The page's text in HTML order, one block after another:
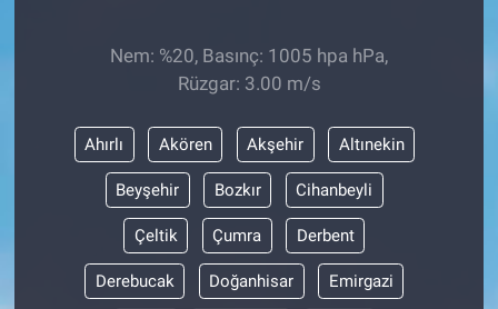
Nem: %20, Basınç: 1005 hpa hPa,
Rüzgar: 3.00 m/s
Ahırlı Akören Akşehir Altınekin
Beyşehir Bozkır Cihanbeyli
Çeltik Çumra Derbent
Derebucak Doğanhisar Emirgazi